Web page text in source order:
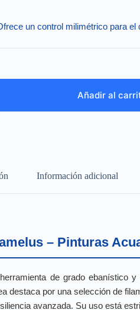
un control milimétrico para
Añadir al
Información adicional
– Pinturas
de grado ebanístico y
por una selección de
avanzada. Su uso está